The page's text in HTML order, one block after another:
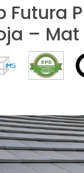
Futura
– Mat